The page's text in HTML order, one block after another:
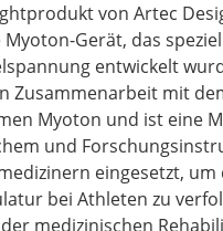
von Artec
Gerät, das
entwickelt
Zusammenarbeit mit
Myoton und ist eine
und
eingesetzt, um
bei Athleten zu
medizinischen